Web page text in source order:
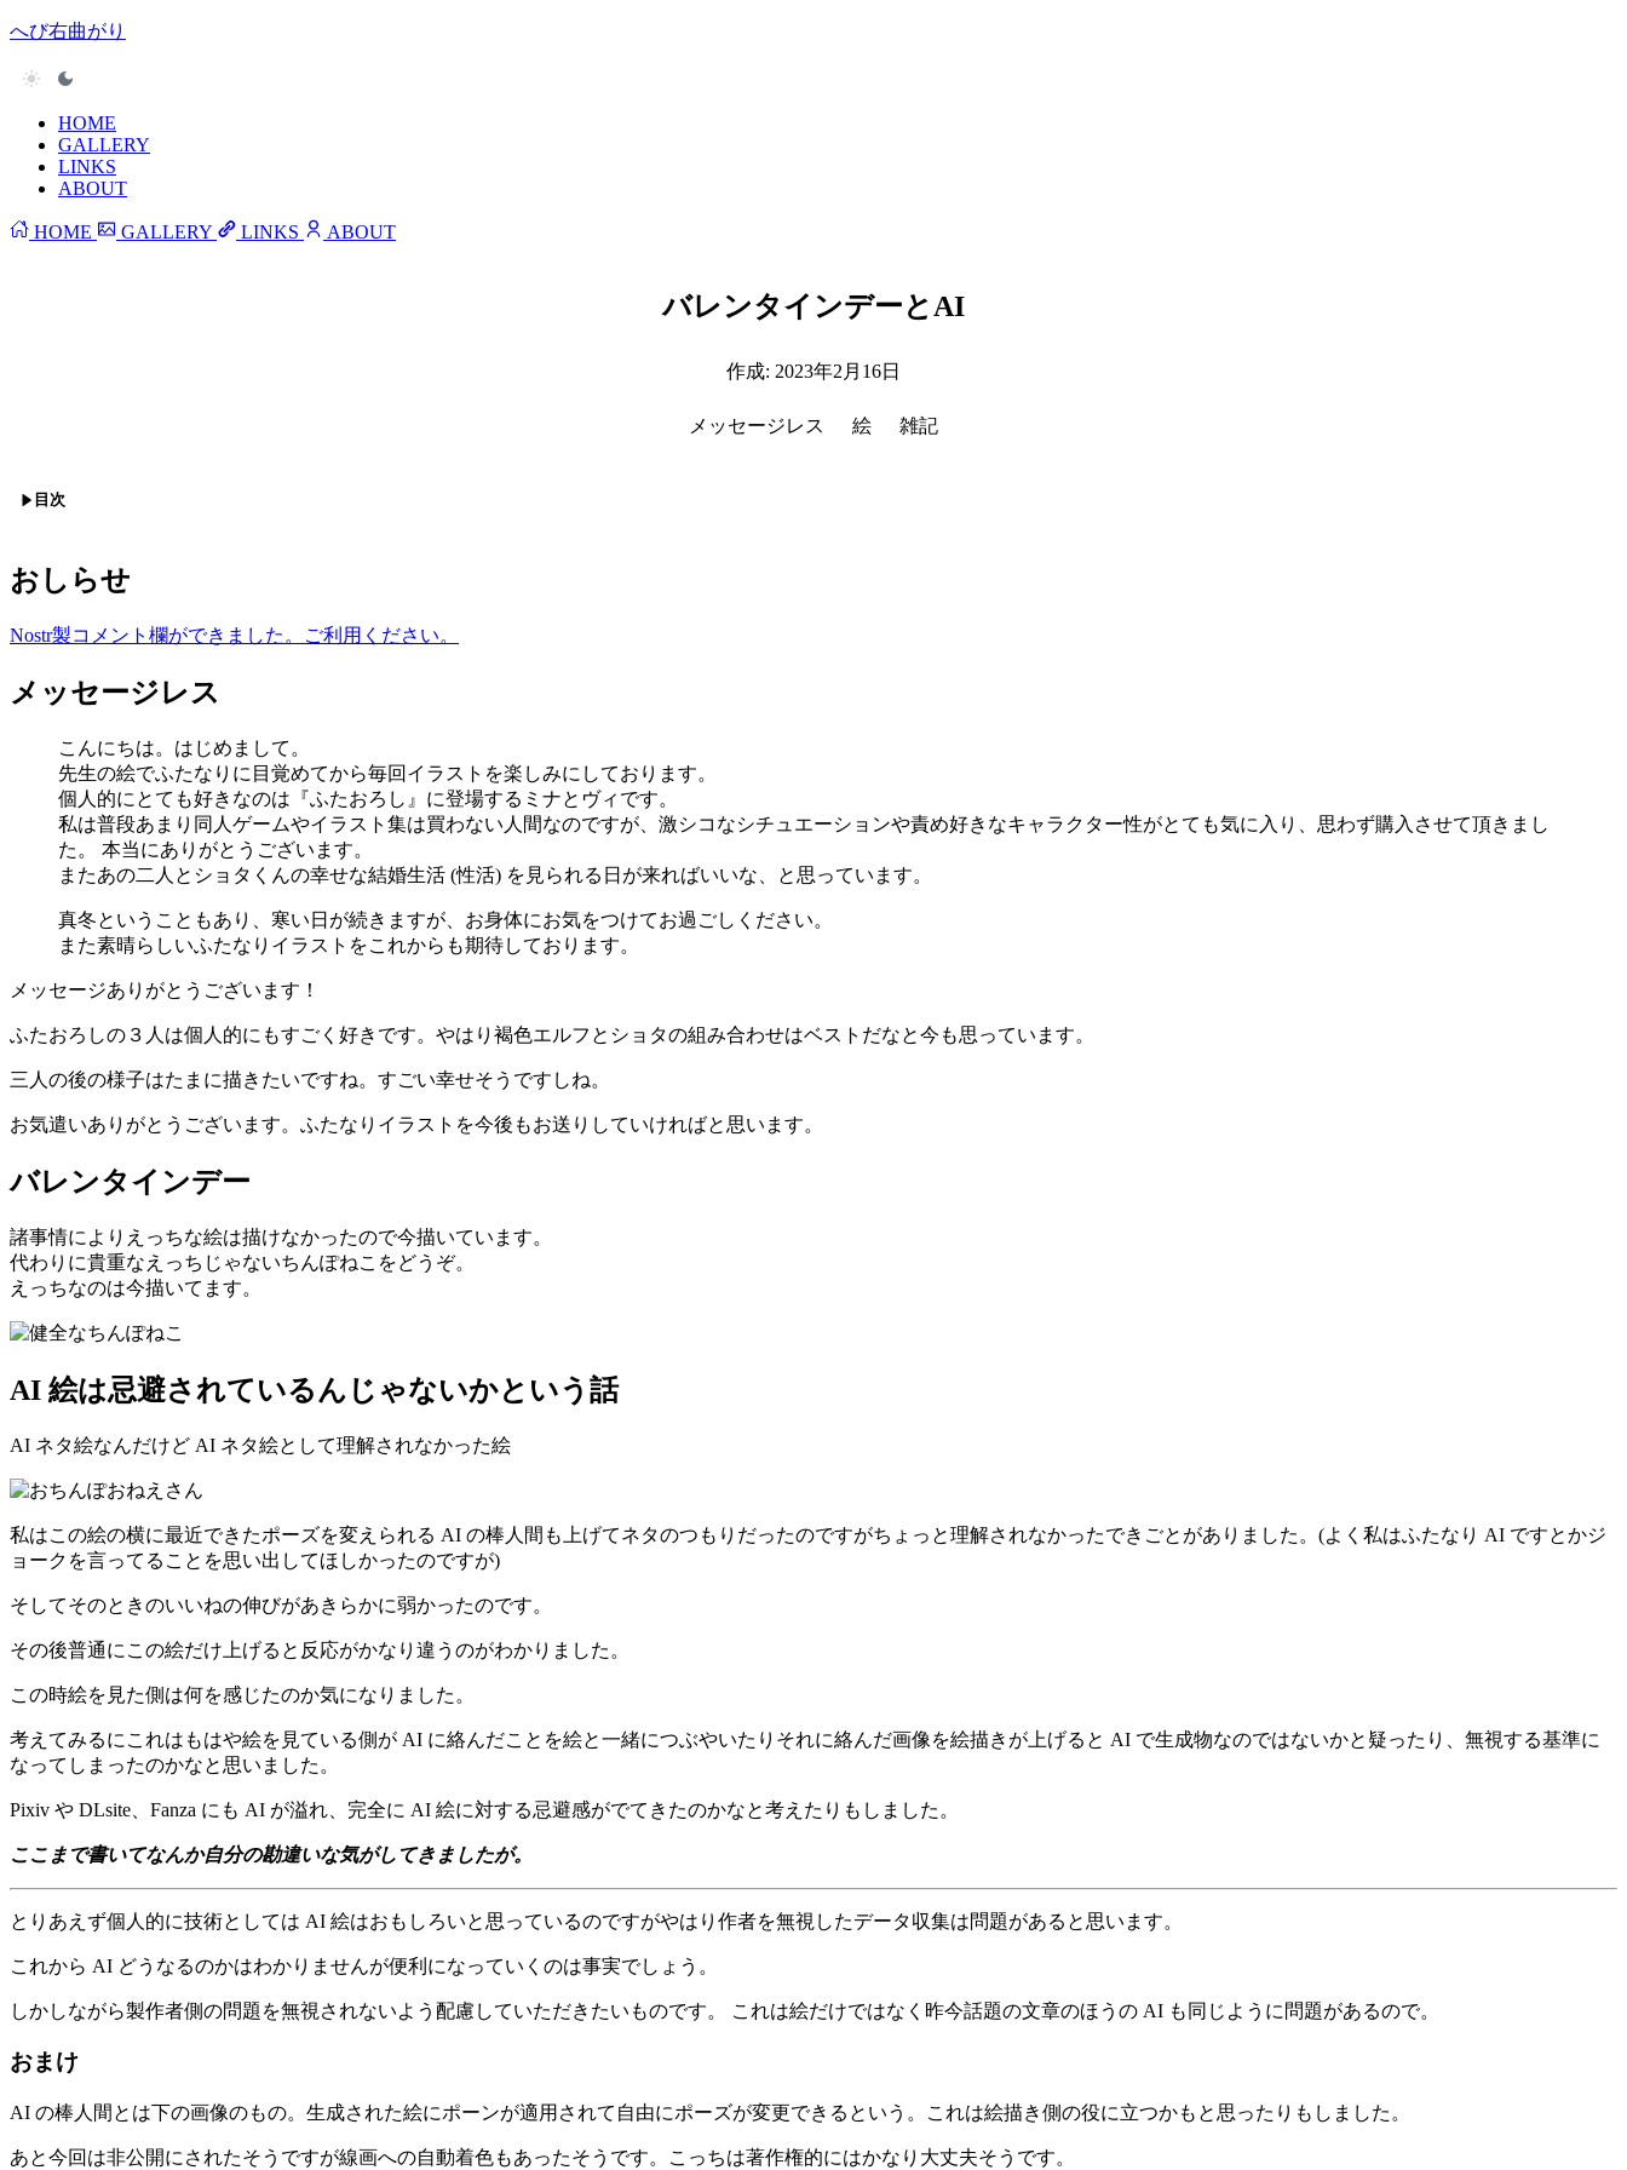
へび右曲がり
HOME
GALLERY
LINKS
ABOUT
HOME GALLERY LINKS ABOUT
バレンタインデーとAI
作成: 2023年2月16日
メッセージレス 絵 雑記
目次
おしらせ
Nostr製コメント欄ができました。ご利用ください。
メッセージレス
こんにちは。はじめまして。
先生の絵でふたなりに目覚めてから毎回イラストを楽しみにしております。
個人的にとても好きなのは『ふたおろし』に登場するミナとヴィです。
私は普段あまり同人ゲームやイラスト集は買わない人間なのですが、激シコなシチュエーションや責め好きなキャラクター性がとても気に入り、思わず購入させて頂きまし
た。 本当にありがとうございます。
またあの二人とショタくんの幸せな結婚生活 (性活) を見られる日が来ればいいな、と思っています。
真冬ということもあり、寒い日が続きますが、お身体にお気をつけてお過ごしください。
また素晴らしいふたなりイラストをこれからも期待しております。
メッセージありがとうございます！
ふたおろしの３人は個人的にもすごく好きです。やはり褐色エルフとショタの組み合わせはベストだなと今も思っています。
三人の後の様子はたまに描きたいですね。すごい幸せそうですしね。
お気遣いありがとうございます。ふたなりイラストを今後もお送りしていければと思います。
バレンタインデー
諸事情によりえっちな絵は描けなかったので今描いています。
代わりに貴重なえっちじゃないちんぽねこをどうぞ。
えっちなのは今描いてます。
AI 絵は忌避されているんじゃないかという話
AI ネタ絵なんだけど AI ネタ絵として理解されなかった絵
私はこの絵の横に最近できたポーズを変えられる AI の棒人間も上げてネタのつもりだったのですがちょっと理解されなかったできごとがありました。(よく私はふたなり AI ですとかジ
ョークを言ってることを思い出してほしかったのですが)
そしてそのときのいいねの伸びがあきらかに弱かったのです。
その後普通にこの絵だけ上げると反応がかなり違うのがわかりました。
この時絵を見た側は何を感じたのか気になりました。
考えてみるにこれはもはや絵を見ている側が AI に絡んだことを絵と一緒につぶやいたりそれに絡んだ画像を絵描きが上げると AI で生成物なのではないかと疑ったり、無視する基準に
なってしまったのかなと思いました。
Pixiv や DLsite、Fanza にも AI が溢れ、完全に AI 絵に対する忌避感がでてきたのかなと考えたりもしました。
ここまで書いてなんか自分の勘違いな気がしてきましたが。
とりあえず個人的に技術としては AI 絵はおもしろいと思っているのですがやはり作者を無視したデータ収集は問題があると思います。
これから AI どうなるのかはわかりませんが便利になっていくのは事実でしょう。
しかしながら製作者側の問題を無視されないよう配慮していただきたいものです。 これは絵だけではなく昨今話題の文章のほうの AI も同じように問題があるので。
おまけ
AI の棒人間とは下の画像のもの。生成された絵にポーンが適用されて自由にポーズが変更できるという。これは絵描き側の役に立つかもと思ったりもしました。
あと今回は非公開にされたそうですが線画への自動着色もあったそうです。こっちは著作権的にはかなり大丈夫そうです。